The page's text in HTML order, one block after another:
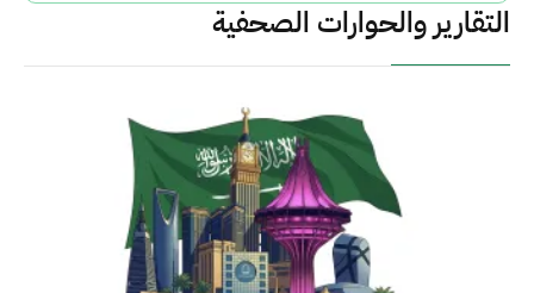
التقارير والحوارات الصحفية